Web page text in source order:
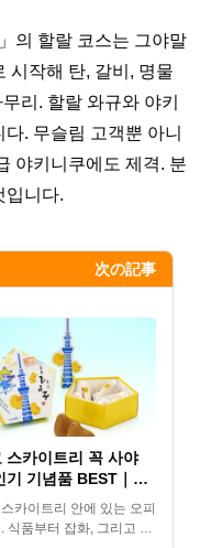
의 할랄 코스는 그야말
시작해 탄, 갈비, 명물
리. 할랄 와규와 야키
. 무슬림 고객뿐 아니
야키니쿠에도 제격. 분
입니다.
次の記事
스카이트리 꼭 사야
기 기념품 BEST｜프
주 샌드·러스크·히요코
총정리
스카이트리 안에 있는 오피
식품부터 잡화, 그리고 공